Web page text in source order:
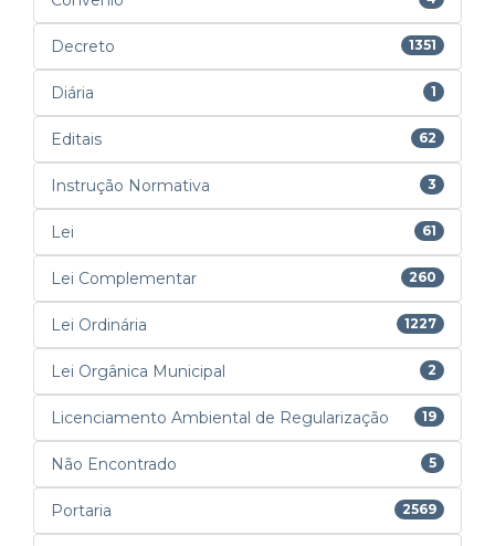
Decreto 1351
Diária 1
Editais 62
Instrução Normativa 3
Lei 61
Lei Complementar 260
Lei Ordinária 1227
Lei Orgânica Municipal 2
Licenciamento Ambiental de Regularização 19
Não Encontrado 5
Portaria 2569